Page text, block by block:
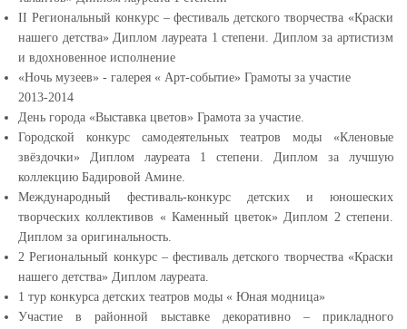
II Региональный конкурс – фестиваль детского творчества «Краски
нашего детства» Диплом лауреата 1 степени. Диплом за артистизм
и вдохновенное исполнение
«Ночь музеев» - галерея « Арт-событие» Грамоты за участие
2013-2014
День города «Выставка цветов» Грамота за участие.
Городской конкурс самодеятельных театров моды «Кленовые
звёздочки» Диплом лауреата 1 степени. Диплом за лучшую
коллекцию Бадировой Амине.
Международный фестиваль-конкурс детских и юношеских
творческих коллективов « Каменный цветок» Диплом 2 степени.
Диплом за оригинальность.
2 Региональный конкурс – фестиваль детского творчества «Краски
нашего детства» Диплом лауреата.
1 тур конкурса детских театров моды « Юная модница»
Участие в районной выставке декоративно – прикладного